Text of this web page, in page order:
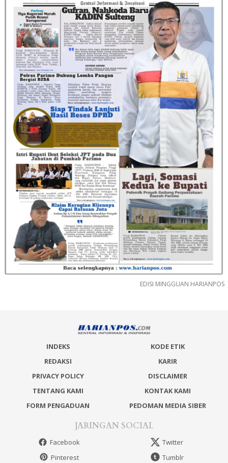
EDISI MINGGUAN HARIANPOS
INDEKS
KODE ETIK
REDAKSI
KARIR
PRIVACY POLICY
DISCLAIMER
TENTANG KAMI
KONTAK KAMI
FORM PENGADUAN
PEDOMAN MEDIA SIBER
JARINGAN SOCIAL
Facebook
Twitter
Pinterest
Tumblr